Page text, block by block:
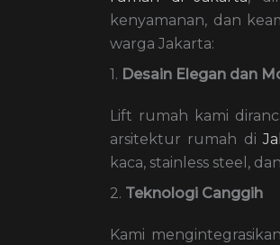
kenyamanan, dan
warga Jakarta:
1. Desain Elegan dan
Lift rumah kami
arsitektur rumah di
kaca, stainless steel,
2. Teknologi Canggih
Kami